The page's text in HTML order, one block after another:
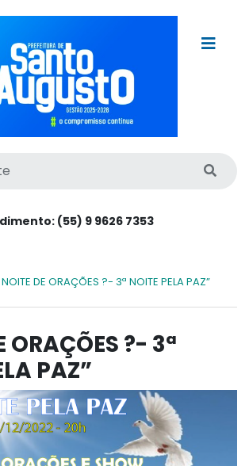
(55) 9 9626 7353
NOITE DE ORAÇÕES ?- 3ª NOITE PELA PAZ”
ORAÇÕES ?- 3ª
PAZ”